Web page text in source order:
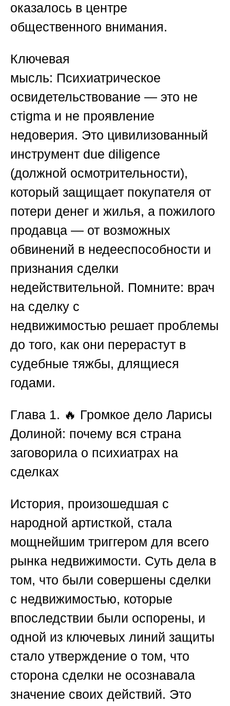
оказалось в центре
общественного внимания.
Ключевая
мысль: Психиатрическое
освидетельствование — это не
стigma и не проявление
недоверия. Это цивилизованный
инструмент due diligence
(должной осмотрительности),
который защищает покупателя от
потери денег и жилья, а пожилого
продавца — от возможных
обвинений в недееспособности и
признания сделки
недействительной. Помните: врач
на сделку с
недвижимостью решает проблемы
до того, как они перерастут в
судебные тяжбы, длящиеся
годами.
Глава 1. 🔥 Громкое дело Ларисы
Долиной: почему вся страна
заговорила о психиатрах на
сделках
История, произошедшая с
народной артисткой, стала
мощнейшим триггером для всего
рынка недвижимости. Суть дела в
том, что были совершены сделки
с недвижимостью, которые
впоследствии были оспорены, и
одной из ключевых линий защиты
стало утверждение о том, что
сторона сделки не осознавала
значение своих действий. Это